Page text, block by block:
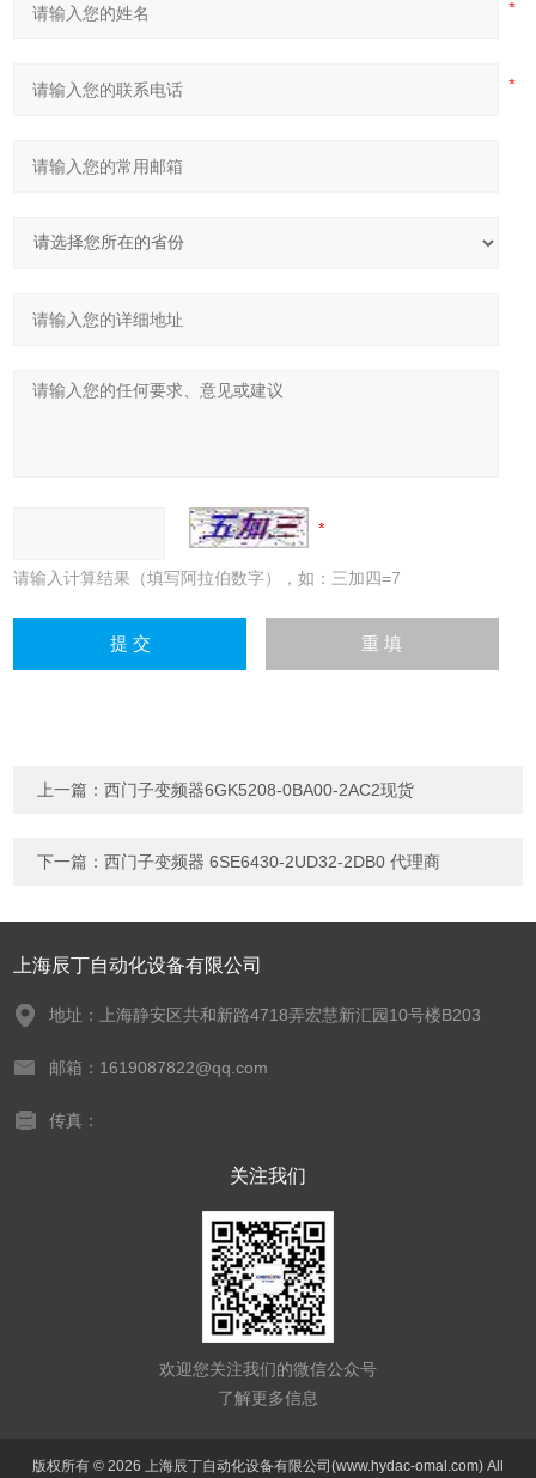
请输入计算结果（填写阿拉伯数字），如：三加四=7
上一篇：西门子变频器6GK5208-0BA00-2AC2现货
下一篇：西门子变频器 6SE6430-2UD32-2DB0 代理商
上海辰丁自动化设备有限公司
地址：上海静安区共和新路4718弄宏慧新汇园10号楼B203
邮箱：1619087822@qq.com
传真：
关注我们
欢迎您关注我们的微信公众号
了解更多信息
版权所有 © 2026 上海辰丁自动化设备有限公司(www.hydac-omal.com) All